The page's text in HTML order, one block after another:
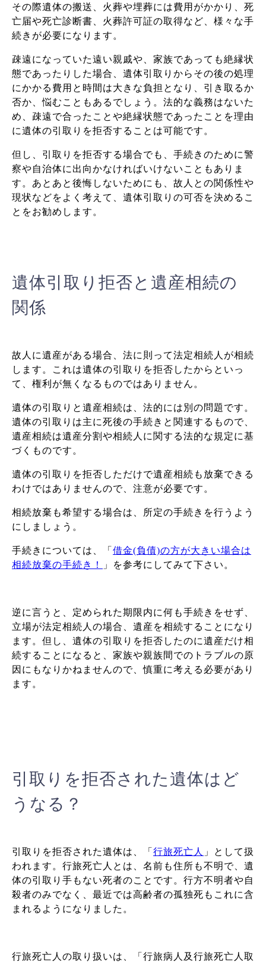
その際遺体の搬送、火葬や埋葬には費用がかかり、死
亡届や死亡診断書、火葬許可証の取得など、様々な手
続きが必要になります。
疎遠になっていた遠い親戚や、家族であっても絶縁状
態であったりした場合、遺体引取りからその後の処理
にかかる費用と時間は大きな負担となり、引き取るか
否か、悩むこともあるでしょう。 法的な義務はないた
め、疎遠で合ったことや絶縁状態であったことを理由
に遺体の引取りを拒否することは可能です。
但し、引取りを拒否する場合でも、手続きのために警
察や自治体に出向かなければいけないこともありま
す。あとあと後悔しないためにも、故人との関係性や
現状などをよく考えて、遺体引取りの可否を決めるこ
とをお勧めします。
遺体引取り拒否と遺産相続の
関係
故人に遺産がある場合、法に則って法定相続人が相続
します。これは遺体の引取りを拒否したからといっ
て、権利が無くなるものではありません。
遺体の引取りと遺産相続は、法的には別の問題です。
遺体の引取りは主に死後の手続きと関連するもので、
遺産相続は遺産分割や相続人に関する法的な規定に基
づくものです。
遺体の引取りを拒否しただけで遺産相続も放棄できる
わけではありませんので、注意が必要です。
相続放棄も希望する場合は、所定の手続きを行うよう
にしましょう。
手続きについては、「 借金(負債)の方が大きい場合は
相続放棄の手続き！
」を参考にしてみて下さい。
逆に言うと、定められた期限内に何も手続きをせず、
立場が法定相続人の場合、遺産を相続することになり
ます。但し、遺体の引取りを拒否したのに遺産だけ相
続することになると、家族や親族間でのトラブルの原
因にもなりかねませんので、慎重に考える必要があり
ます。
引取りを拒否された遺体はど
うなる？
引取りを拒否された遺体は、「 行旅死亡人 」として扱
われます。行旅死亡人とは、名前も住所も不明で、遺
体の引取り手もない死者のことです。行方不明者や自
殺者のみでなく、最近では高齢者の孤独死もこれに含
まれるようになりました。
行旅死亡人の取り扱いは、「行旅病人及行旅死亡人取